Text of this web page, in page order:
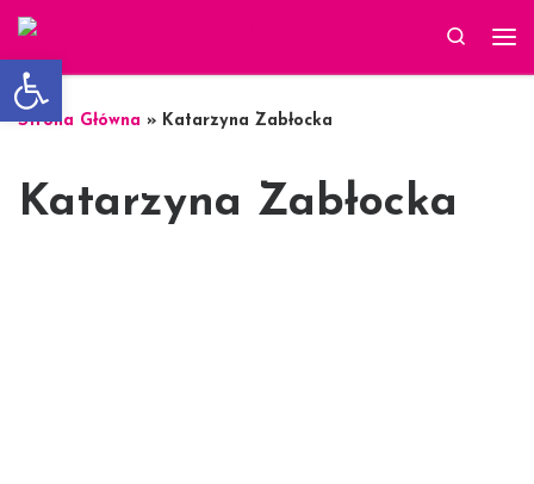
Skip to content Search
Strona Główna » Katarzyna Zabłocka
Katarzyna Zabłocka
Otwórz pasek narzędzi